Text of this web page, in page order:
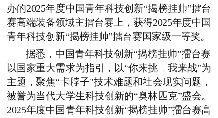
办的2025年度中国青年科技创新“揭榜挂帅”擂台
赛高端装备领域主擂台赛上，获得2025年度中国
青年科技创新“揭榜挂帅”擂台赛国家级一等奖。
据悉，中国青年科技创新“揭榜挂帅”擂台赛
以国家重大需求为指引，以“你来挑，我来战”为
主题，聚焦“卡脖子”技术难题和社会现实问题，
被誉为当代大学生科技创新的“奥林匹克”盛会。
2025年度中国青年科技创新“揭榜挂帅”擂台赛高